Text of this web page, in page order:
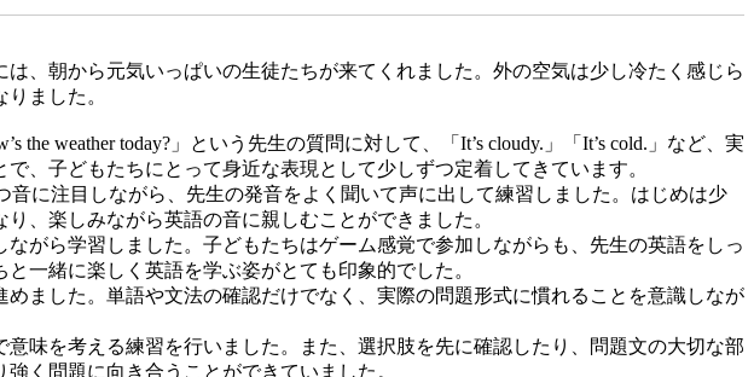
、朝から元気いっぱいの生徒たちが来てくれました。外の空気は少し冷たく感じら
ました。
weather today?」という先生の質問に対して、「It’s cloudy.」「It’s cold.」など、実
、子どもたちにとって身近な表現として少しずつ定着してきています。
に注目しながら、先生の発音をよく聞いて声に出して練習しました。はじめは少
、楽しみながら英語の音に親しむことができました。
がら学習しました。子どもたちはゲーム感覚で参加しながらも、先生の英語をしっ
一緒に楽しく英語を学ぶ姿がとても印象的でした。
ました。単語や文法の確認だけでなく、実際の問題形式に慣れることを意識しなが
味を考える練習を行いました。また、選択肢を先に確認したり、問題文の大切な部
く問題に向き合うことができていました。